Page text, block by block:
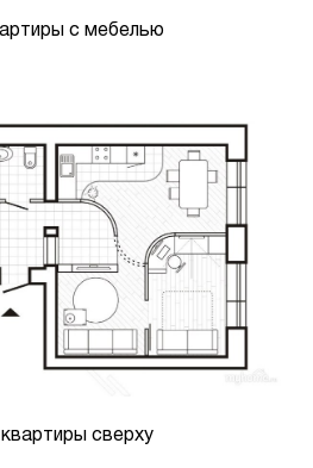
с мебелью
сверху